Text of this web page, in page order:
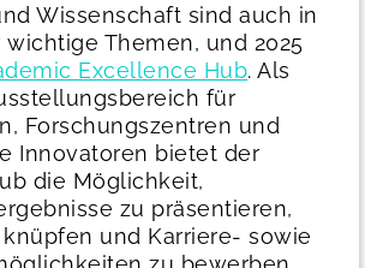
Wissenschaft sind auch in
Themen, und 2025
Excellence Hub. Als
für
Forschungszentren und
Innovatoren bietet der
die Möglichkeit,
zu präsentieren,
und Karriere- sowie